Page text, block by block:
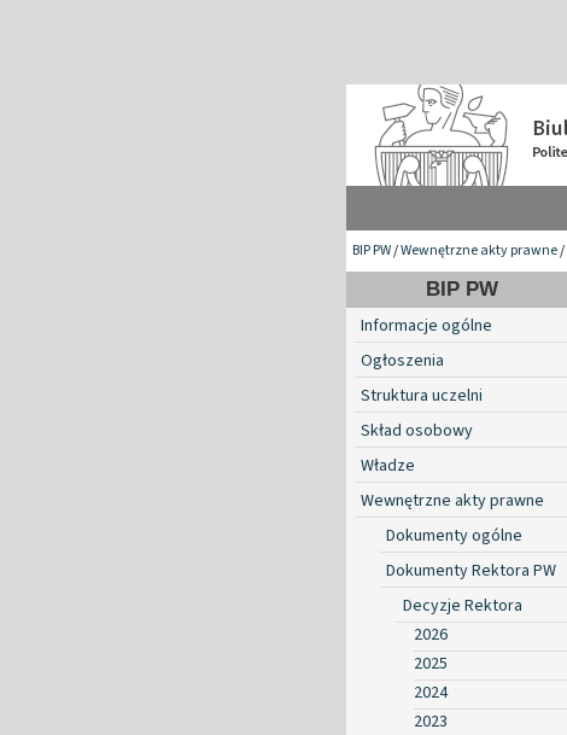
BIP PW/Wewnętrzne akty prawne/
BIP PW
Informacje ogólne
Ogłoszenia
Struktura uczelni
Skład osobowy
Władze
Wewnętrzne akty prawne
Dokumenty ogólne
Dokumenty Rektora PW
Decyzje Rektora
2026
2025
2024
2023